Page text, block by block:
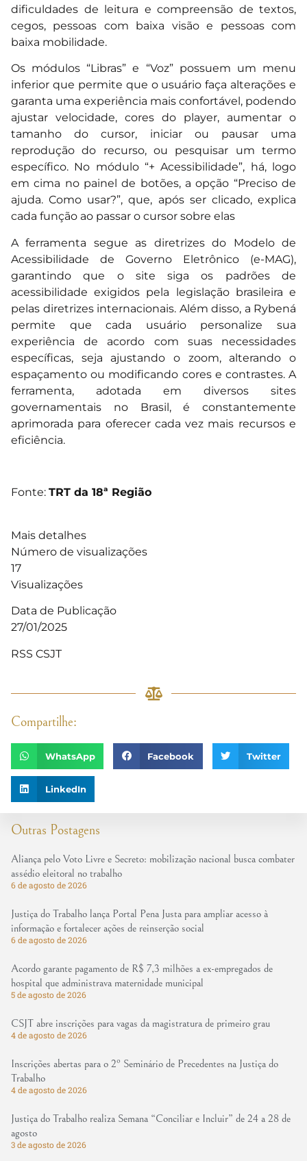
Outras Postagens
Aliança pelo Voto Livre e Secreto: mobilização nacional busca combater
assédio eleitoral no trabalho
6 de agosto de 2026
Justiça do Trabalho lança Portal Pena Justa para ampliar acesso à
informação e fortalecer ações de reinserção social
6 de agosto de 2026
Acordo garante pagamento de R$ 7,3 milhões a ex-empregados de
hospital que administrava maternidade municipal
5 de agosto de 2026
CSJT abre inscrições para vagas da magistratura de primeiro grau
4 de agosto de 2026
Inscrições abertas para o 2º Seminário de Precedentes na Justiça do
Trabalho
4 de agosto de 2026
Justiça do Trabalho realiza Semana “Conciliar e Incluir” de 24 a 28 de
agosto
3 de agosto de 2026
dificuldades de leitura e compreensão de textos,
cegos, pessoas com baixa visão e pessoas com
baixa mobilidade.
Os módulos “Libras” e “Voz” possuem um menu
inferior que permite que o usuário faça alterações e
garanta uma experiência mais confortável, podendo
ajustar velocidade, cores do player, aumentar o
tamanho do cursor, iniciar ou pausar uma
reprodução do recurso, ou pesquisar um termo
específico. No módulo “+ Acessibilidade”, há, logo
em cima no painel de botões, a opção “Preciso de
ajuda. Como usar?”, que, após ser clicado, explica
cada função ao passar o cursor sobre elas
A ferramenta segue as diretrizes do Modelo de
Acessibilidade de Governo Eletrônico (e-MAG),
garantindo que o site siga os padrões de
acessibilidade exigidos pela legislação brasileira e
pelas diretrizes internacionais. Além disso, a Rybená
permite que cada usuário personalize sua
experiência de acordo com suas necessidades
específicas, seja ajustando o zoom, alterando o
espaçamento ou modificando cores e contrastes. A
ferramenta, adotada em diversos sites
governamentais no Brasil, é constantemente
aprimorada para oferecer cada vez mais recursos e
eficiência.
Fonte: TRT da 18ª Região
Mais detalhes
Número de visualizações
17
Visualizações
Data de Publicação
27/01/2025
RSS CSJT
Compartilhe:
WhatsApp Facebook Twitter
LinkedIn